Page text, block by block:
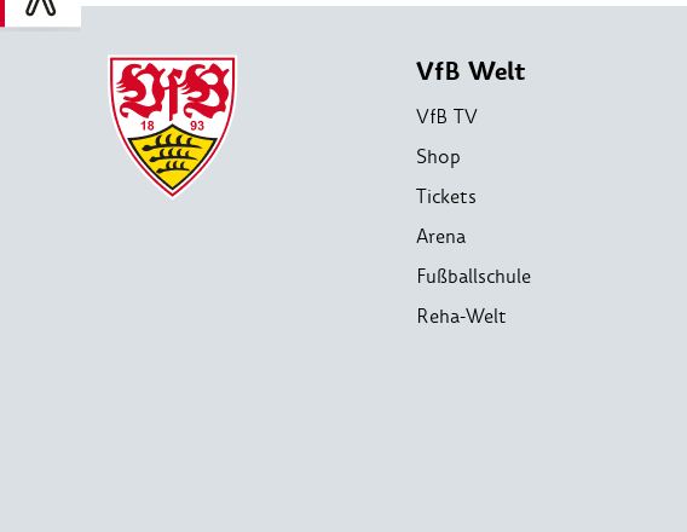
VfB Welt
VfB TV
Shop
Tickets
Arena
Fußballschule
Reha-Welt